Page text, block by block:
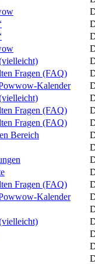
Fragen (FAQ)
Kalender
Fragen (FAQ)
Fragen (FAQ)
Bereich
Fragen (FAQ)
Kalender